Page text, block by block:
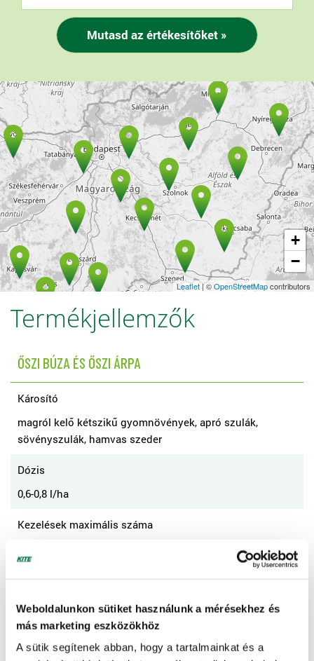
Weboldalunkon sütiket használunk a mérésekhez és
más marketing eszközökhöz
A sütik segítenek abban, hogy a tartalmainkat és a
+
−
Leaflet | ©OpenStreetMapcontributors
Termékjellemzők
ŐSZI BÚZA ÉS ŐSZI ÁRPA
Károsító
magról kelő kétszikű gyomnövények, apró szulák,
sövényszulák, hamvas szeder
Dózis
0,6-0,8 l/ha
Kezelések maximális száma
É.V.I.
Előírás szerinti felhasználás esetén nem szükséges
Kezelés ideje
2 leveles állapottól a zászlós levél kiterüléséig (BBCH 12-